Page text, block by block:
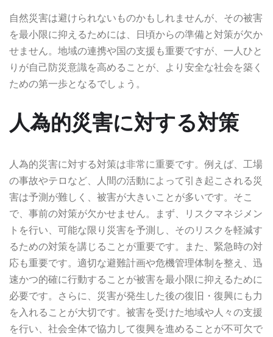
自然災害は避けられないものかもしれませんが、その被害
を最小限に抑えるためには、日頃からの準備と対策が欠か
せません。地域の連携や国の支援も重要ですが、一人ひと
りが自己防災意識を高めることが、より安全な社会を築く
ための第一歩となるでしょう。
人為的災害に対する対策
人為的災害に対する対策は非常に重要です。例えば、工場
の事故やテロなど、人間の活動によって引き起こされる災
害は予測が難しく、被害が大きいことが多いです。そこ
で、事前の対策が欠かせません。まず、リスクマネジメン
トを行い、可能な限り災害を予測し、そのリスクを軽減す
るための対策を講じることが重要です。また、緊急時の対
応も重要です。適切な避難計画や危機管理体制を整え、迅
速かつ的確に行動することが被害を最小限に抑えるために
必要です。さらに、災害が発生した後の復旧・復興にも力
を入れることが大切です。被害を受けた地域や人々の支援
を行い、社会全体で協力して復興を進めることが不可欠で